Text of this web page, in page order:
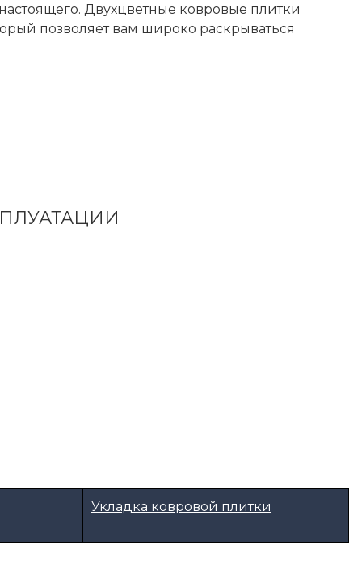
Двухцветные ковровые плитки
позволяет вам широко раскрываться
Укладка ковровой плитки